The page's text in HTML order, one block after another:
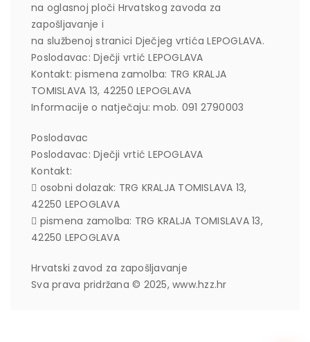
na oglasnoj ploči Hrvatskog zavoda za
zapošljavanje i
na službenoj stranici Dječjeg vrtića LEPOGLAVA.
Poslodavac: Dječji vrtić LEPOGLAVA
Kontakt: pismena zamolba: TRG KRALJA
TOMISLAVA 13, 42250 LEPOGLAVA
Informacije o natječaju: mob. 091 2790003
Poslodavac
Poslodavac: Dječji vrtić LEPOGLAVA
Kontakt:
 osobni dolazak: TRG KRALJA TOMISLAVA 13,
42250 LEPOGLAVA
 pismena zamolba: TRG KRALJA TOMISLAVA 13,
42250 LEPOGLAVA
Hrvatski zavod za zapošljavanje
Sva prava pridržana © 2025, www.hzz.hr